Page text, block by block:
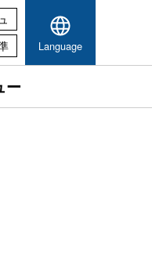
Language
ー